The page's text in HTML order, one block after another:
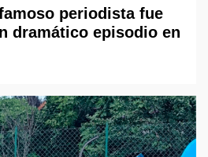
periodista fue
dramático episodio en